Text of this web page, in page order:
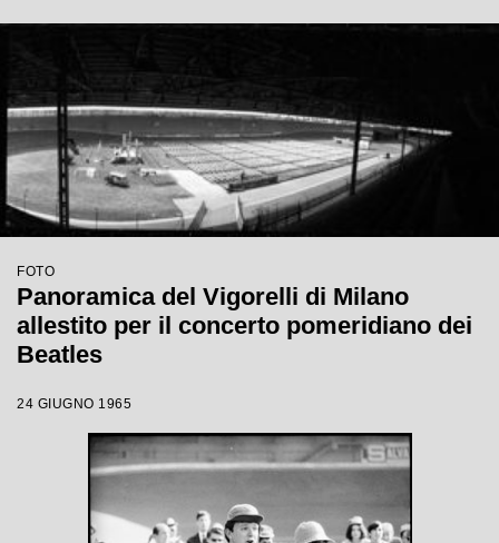
FOTO
Panoramica del Vigorelli di Milano
allestito per il concerto pomeridiano dei
Beatles
24 GIUGNO 1965